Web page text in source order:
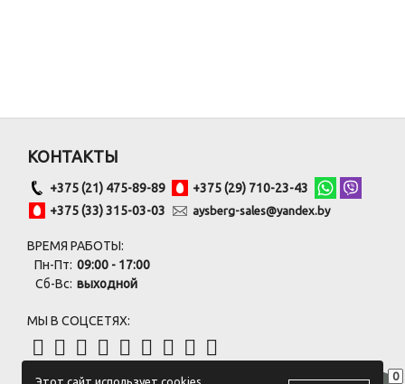
0
Этот сайт использует cookies
КОНТАКТЫ
+375 (21) 475-89-89
+375 (29) 710-23-43
+375 (33) 315-03-03
aysberg-sales@yandex.by
ВРЕМЯ РАБОТЫ:
Пн-Пт: 09:00 - 17:00
Сб-Вс: выходной
МЫ В СОЦСЕТЯХ: